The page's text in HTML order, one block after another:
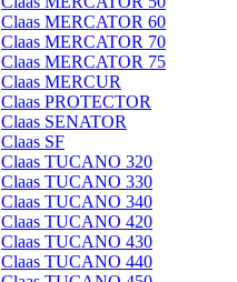
Claas MERCATOR 60
Claas MERCATOR 70
Claas MERCATOR 75
Claas MERCUR
Claas PROTECTOR
Claas SENATOR
Claas SF
Claas TUCANO 320
Claas TUCANO 330
Claas TUCANO 340
Claas TUCANO 420
Claas TUCANO 430
Claas TUCANO 440